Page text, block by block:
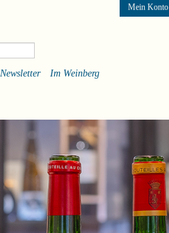
Mein Konto
Newsletter Im Weinberg